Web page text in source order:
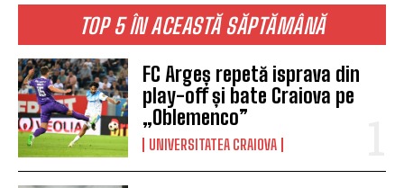
TOP 5 ÎN ACEASTĂ SĂPTĂMÂNĂ
FC Argeș repetă isprava din
play-off și bate Craiova pe
„Oblemenco”
UNIVERSITATEA CRAIOVA